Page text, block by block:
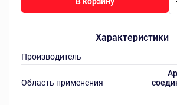
Характеристики
Производитель
Область применения